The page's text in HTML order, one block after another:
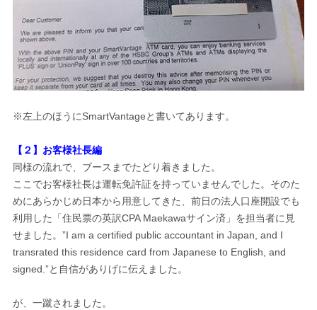
※左上のほうにSmartVantageと書いてあります。
【２】お客様社長編
同様の流れで、ブースまでたどり着きました。
ここでお客様社長は運転免許証を持っていませんでした。そのた
めにあらかじめ日本から用意してきた、前日の法人口座開設でも
利用した「住民票の英訳CPA Maekawaサイン済」を担当者に見
せました。”I am a certified public accountant in Japan, and I
transrated this residence card from Japanese to English, and
signed.”と自信がありげに伝えました。
が、一蹴されました。